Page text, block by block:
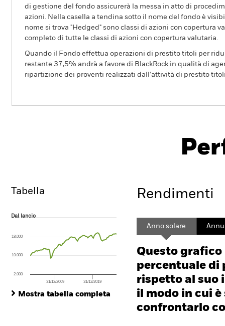
di gestione del fondo assicurerà la messa in atto di
azioni. Nella casella a tendina sotto il nome del fondo è
nome si trova "Hedged" sono classi di azioni con copertura
completo di tutte le classi di azioni con copertura valutaria.
Quando il Fondo effettua operazioni di prestito titoli per
restante 37,5% andrà a favore di BlackRock in qualità di
ripartizione dei proventi realizzati dall’attività di prestito
Tabella
Dal lancio
The chart has 1 Y axis displaying values. Range: -80 to 160.
Dal lancio
31/12/2009 31/12/2019
2.000
10.000
18.000
Mostra tabella completa
Rendimenti
Anno solare
Questo
percentuale di
rispetto al suo
il modo in cui
confrontarlo